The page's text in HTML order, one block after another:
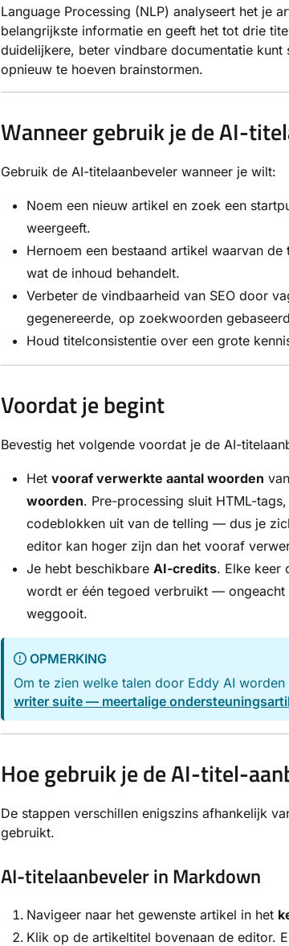
Language Processing (NLP) analyseert het je
belangrijkste informatie en geeft het tot drie
duidelijkere, beter vindbare documentatie kunt
opnieuw te hoeven brainstormen.
Wanneer gebruik je de AI-
Gebruik de AI-titelaanbeveler wanneer je wilt:
Noem een nieuw artikel en zoek een
weergeeft.
Hernoem een bestaand artikel waarvan
wat de inhoud behandelt.
Verbeter de vindbaarheid van SEO door
gegenereerde, op zoekwoorden
Houd titelconsistentie over een grote
Voordat je begint
Bevestig het volgende voordat je de AI-
Het vooraf verwerkte aantal woorden
woorden. Pre-processing sluit HTML-
codeblokken uit van de telling — dus je
editor kan hoger zijn dan het vooraf
Je hebt beschikbare AI-credits. Elke keer
wordt er één tegoed verbruikt —
weggooit.
OPMERKING
Om te zien welke talen door Eddy AI
writer suite — meertalige
Hoe gebruik je de AI-titel-
De stappen verschillen enigszins afhankelijk
gebruikt.
AI-titelaanbeveler in Markdown
Navigeer naar het gewenste artikel in het
Klik op de artikeltitel bovenaan de editor.